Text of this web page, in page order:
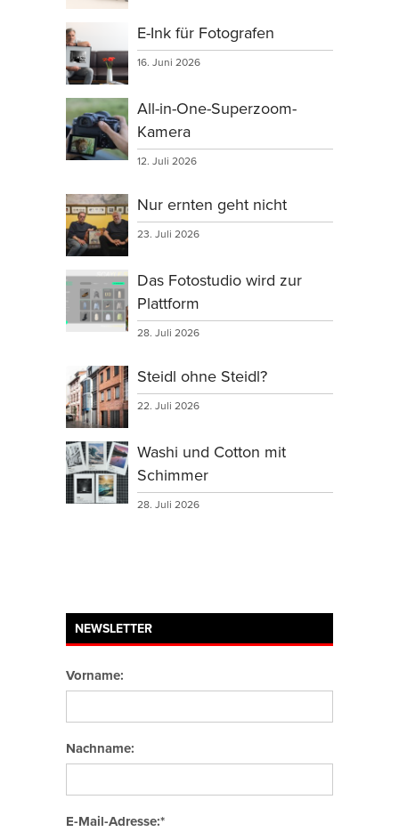
E-Ink für Fotografen
16. Juni 2026
All-in-One-Superzoom-
Kamera
12. Juli 2026
Nur ernten geht nicht
23. Juli 2026
Das Fotostudio wird zur
Plattform
28. Juli 2026
Steidl ohne Steidl?
22. Juli 2026
Washi und Cotton mit
Schimmer
28. Juli 2026
NEWSLETTER
Vorname:
Nachname:
E-Mail-Adresse:*